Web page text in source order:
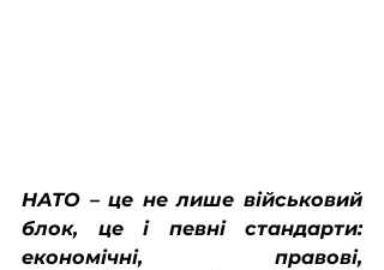
НАТО – це не лише військовий
блок, це і певні стандарти:
економічні, правові,